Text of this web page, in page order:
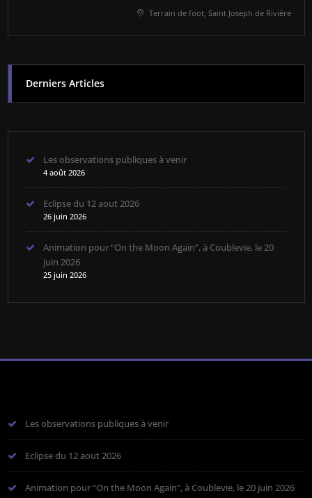
Terrain de foot, Saint Joseph de Rivière
Derniers Articles
Les observations publiques à venir
4 août 2026
Eclipse du 12 aout 2026
26 juin 2026
Animation pour “On the Moon Again”, à Coublevie, le 20
juin 2026
25 juin 2026
Les observations publiques à venir
Eclipse du 12 aout 2026
Animation pour “On the Moon Again”, à Coublevie, le 20 juin 2026